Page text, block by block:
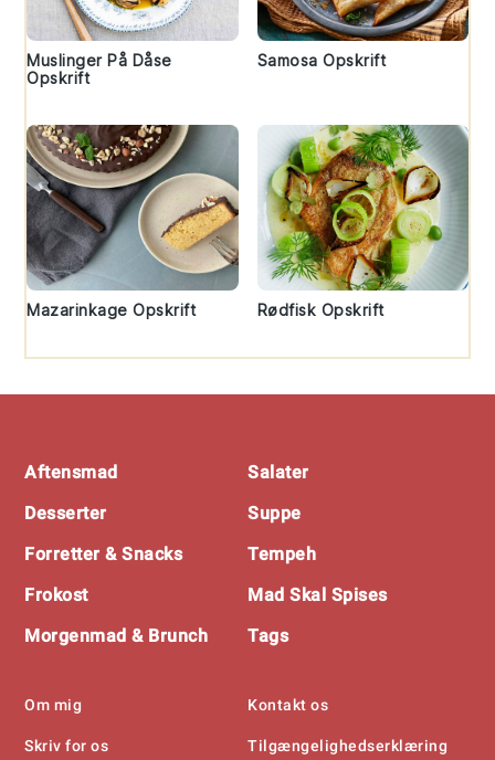
Muslinger På Dåse
Opskrift
Samosa Opskrift
Mazarinkage Opskrift Rødfisk Opskrift
Aftensmad
Desserter
Forretter & Snacks
Frokost
Morgenmad & Brunch
Salater
Suppe
Tempeh
Mad Skal Spises
Tags
Om mig
Skriv for os
Kontakt os
Tilgængelighedserklæring